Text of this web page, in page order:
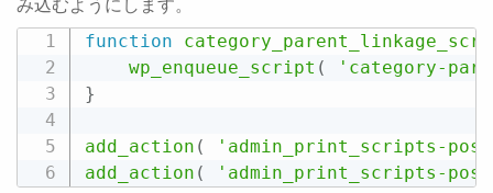
み込むようにします。
function
wp_enqueue_script (
'category-
}
add_action (
'admin_print_scripts-
add_action ( 'admin_print_scripts-